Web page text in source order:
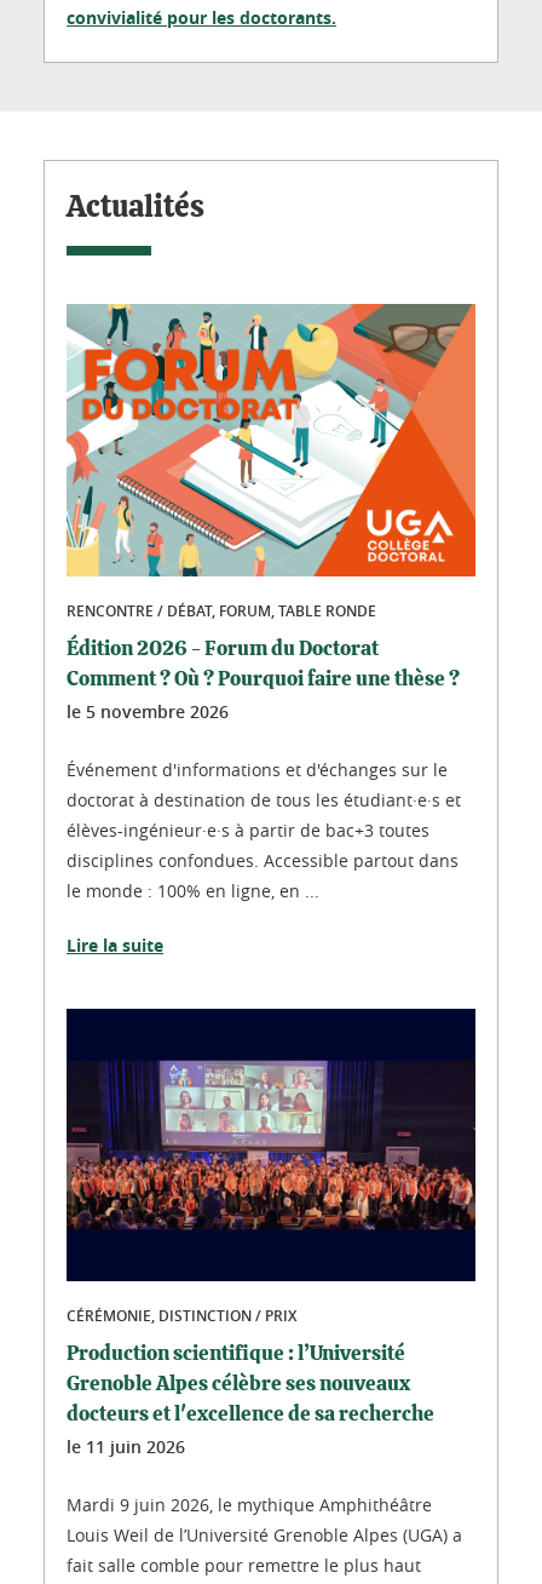
convivialité pour les doctorants.
Actualités
RENCONTRE / DÉBAT, FORUM, TABLE RONDE
Édition 2026 - Forum du Doctorat
Comment ? Où ? Pourquoi faire une thèse ?
le 5 novembre 2026
Événement d'informations et d'échanges sur le
doctorat à destination de tous les étudiant·e·s et
élèves-ingénieur·e·s à partir de bac+3 toutes
disciplines confondues. Accessible partout dans
le monde : 100% en ligne, en ...
Lire la suite
CÉRÉMONIE, DISTINCTION / PRIX
Production scientifique : l’Université
Grenoble Alpes célèbre ses nouveaux
docteurs et l'excellence de sa recherche
le 11 juin 2026
Mardi 9 juin 2026, le mythique Amphithéâtre
Louis Weil de l’Université Grenoble Alpes (UGA) a
fait salle comble pour remettre le plus haut